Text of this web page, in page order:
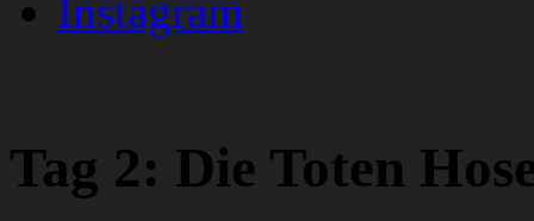
Instagram
Tag 2: Die Toten